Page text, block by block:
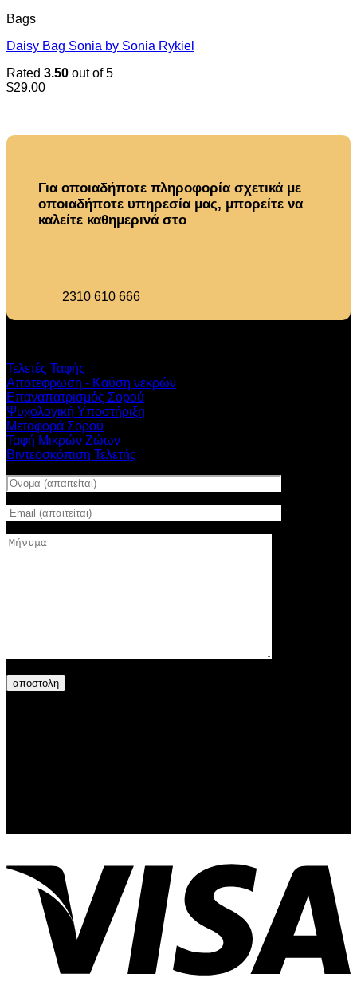
Bags
Daisy Bag Sonia by Sonia Rykiel
Rated 3.50 out of 5
$29.00
Για οποιαδήποτε πληροφορία σχετικά με
οποιαδήποτε υπηρεσία μας, μπορείτε να
καλείτε καθημερινά στο
2310 610 666
Τελετές Ταφής
Αποτεφρωση - Καύση νεκρών
Επαναπατρισμός Σορού
Ψυχολογική Υποστήριξη
Μεταφορά Σορού
Ταφή Μικρών Ζώων
Βιντεοσκόπιση Τελετής